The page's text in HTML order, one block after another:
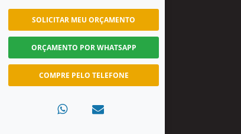
SOLICITAR MEU ORÇAMENTO
ORÇAMENTO POR WHATSAPP
COMPRE PELO TELEFONE